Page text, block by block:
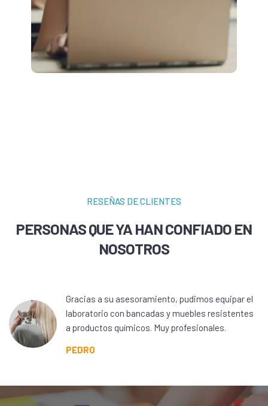
RESEÑAS DE CLIENTES
PERSONAS QUE YA HAN CONFIADO EN
NOSOTROS
Gracias a su asesoramiento, pudimos equipar el
laboratorio con bancadas y muebles resistentes
a productos químicos. Muy profesionales.
PEDRO